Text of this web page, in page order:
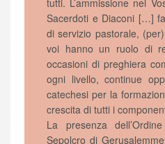
tutti. L’ammissione nel
Sacerdoti e Diaconi […]
di servizio pastorale,
voi hanno un ruolo di
occasioni di preghiera
ogni livello, continue
catechesi per la
crescita di tutti i
La presenza
Sepolcro di